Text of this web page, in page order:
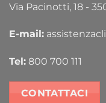
Via Pacinotti, 18 -
E-mail:
Tel: 800 700 111
CONTATTACI